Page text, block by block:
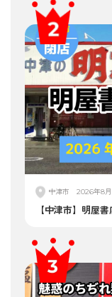
中津市 2026年8月
【中津市】明